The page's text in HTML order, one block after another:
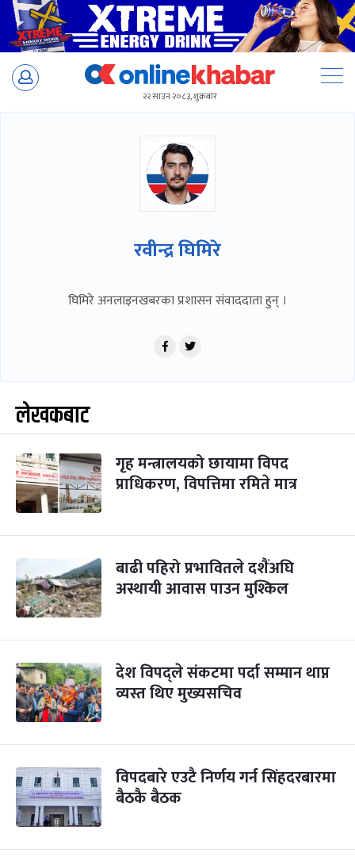
Skip
२२ साउन २०८३, शुक्रबार
रवीन्द्र घिमिरे
घिमिरे अनलाइनखबरका प्रशासन संवाददाता हुन् ।
लेखकबाट
गृह मन्त्रालयको छायामा विपद
प्राधिकरण, विपत्तिमा रमिते मात्र
बाढी पहिरो प्रभावितले दशैंअघि
अस्थायी आवास पाउन मुश्किल
देश विपद्ले संकटमा पर्दा सम्मान थाप्न
व्यस्त थिए मुख्यसचिव
विपदबारे एउटै निर्णय गर्न सिंहदरबारमा
बैठकै बैठक